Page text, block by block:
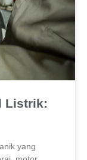
Listrik:
yang